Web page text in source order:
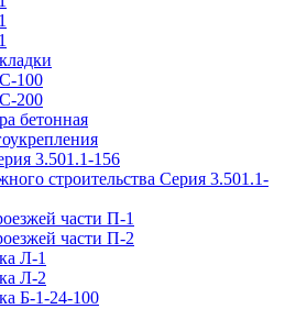
100
200
бетонная
3.501.1-156
строительства Серия 3.501.1-
части П-1
части П-2
Л-1
Л-2
Б-1-24-100